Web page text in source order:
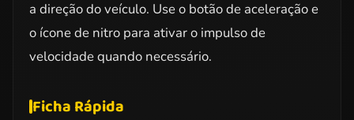
a direção do veículo. Use o botão de aceleração e
o ícone de nitro para ativar o impulso de
velocidade quando necessário.
Ficha Rápida